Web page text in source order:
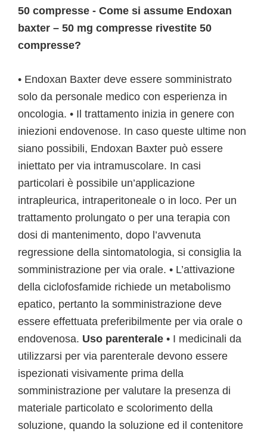
50 compresse - Come si assume Endoxan
baxter – 50 mg compresse rivestite 50
compresse?
• Endoxan Baxter deve essere somministrato
solo da personale medico con esperienza in
oncologia. • Il trattamento inizia in genere con
iniezioni endovenose. In caso queste ultime non
siano possibili, Endoxan Baxter può essere
iniettato per via intramuscolare. In casi
particolari è possibile un’applicazione
intrapleurica, intraperitoneale o in loco. Per un
trattamento prolungato o per una terapia con
dosi di mantenimento, dopo l’avvenuta
regressione della sintomatologia, si consiglia la
somministrazione per via orale. • L’attivazione
della ciclofosfamide richiede un metabolismo
epatico, pertanto la somministrazione deve
essere effettuata preferibilmente per via orale o
endovenosa. Uso parenterale • I medicinali da
utilizzarsi per via parenterale devono essere
ispezionati visivamente prima della
somministrazione per valutare la presenza di
materiale particolato e scolorimento della
soluzione, quando la soluzione ed il contenitore